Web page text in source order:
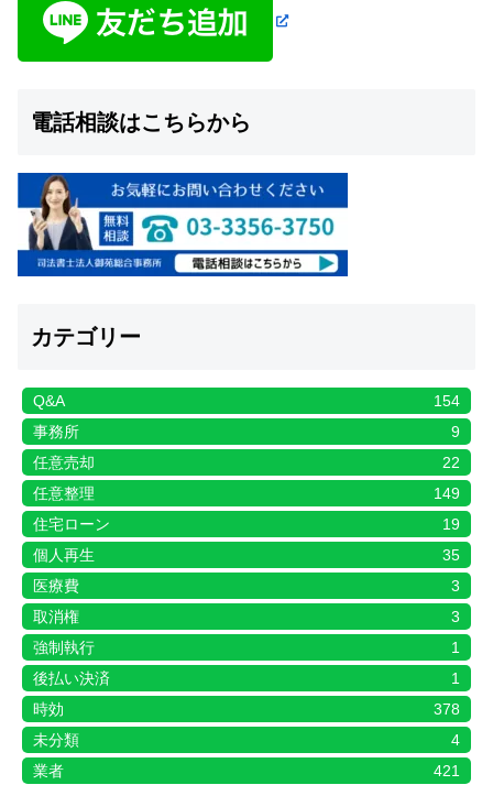
電話相談はこちらから
カテゴリー
Q&A
154
事務所
9
任意売却
22
任意整理
149
住宅ローン
19
個人再生
35
医療費
3
取消権
3
強制執行
1
後払い決済
1
時効
378
未分類
4
業者
421